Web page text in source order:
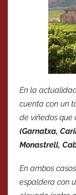
En la
cuenta con un
de viñedos que
(Garnatxa,
Monastrell,
En ambos
espaldera con